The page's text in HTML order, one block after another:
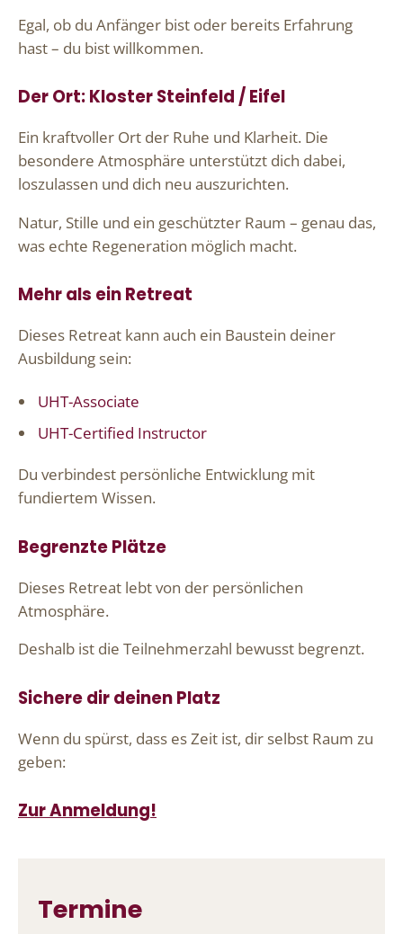
Egal, ob du Anfänger bist oder bereits Erfahrung
hast – du bist willkommen.
Der Ort: Kloster Steinfeld / Eifel
Ein kraftvoller Ort der Ruhe und Klarheit. Die
besondere Atmosphäre unterstützt dich dabei,
loszulassen und dich neu auszurichten.
Natur, Stille und ein geschützter Raum – genau das,
was echte Regeneration möglich macht.
Mehr als ein Retreat
Dieses Retreat kann auch ein Baustein deiner
Ausbildung sein:
UHT-Associate
UHT-Certified Instructor
Du verbindest persönliche Entwicklung mit
fundiertem Wissen.
Begrenzte Plätze
Dieses Retreat lebt von der persönlichen
Atmosphäre.
Deshalb ist die Teilnehmerzahl bewusst begrenzt.
Sichere dir deinen Platz
Wenn du spürst, dass es Zeit ist, dir selbst Raum zu
geben:
Zur Anmeldung!
Termine